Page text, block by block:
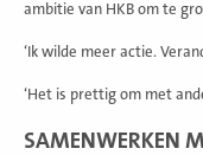
ambitie van HKB om te
‘Ik wilde meer actie.
‘Het is prettig om met
SAMENWERKEN